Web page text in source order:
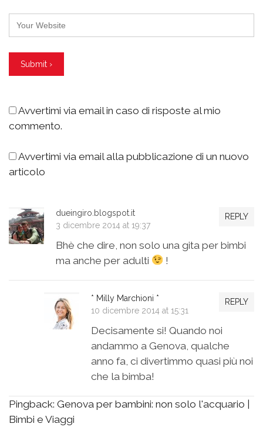
Avvertimi via email in caso di risposte al mio
commento.
Avvertimi via email alla pubblicazione di un nuovo
articolo
REPLY
dueingiro.blogspot.it
3 dicembre 2014 at 19:37
Bhè che dire, non solo una gita per bimbi
ma anche per adulti
!
REPLY
* Milly Marchioni *
10 dicembre 2014 at 15:31
Decisamente si! Quando noi
andammo a Genova, qualche
anno fa, ci divertimmo quasi più noi
che la bimba!
Pingback: Genova per bambini: non solo l'acquario |
Bimbi e Viaggi